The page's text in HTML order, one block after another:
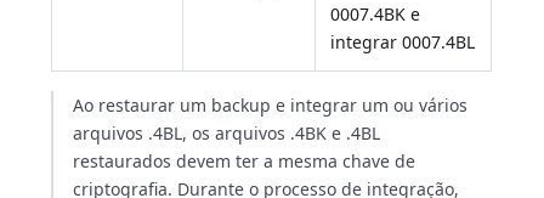
0007.4BK e
integrar 0007.4BL
Ao restaurar um backup e integrar um ou vários
arquivos .4BL, os arquivos .4BK e .4BL
restaurados devem ter a mesma chave de
criptografia. Durante o processo de integração,